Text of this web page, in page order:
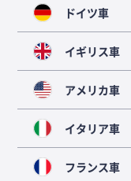
ドイツ車
イギリス車
アメリカ車
イタリア車
フランス車